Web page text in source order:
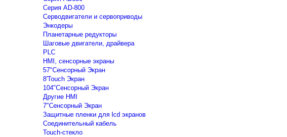
Серия AD-800
Серводвигатели и сервоприводы
Энкодеры
Планетарные редукторы
Шаговые двигатели, драйвера
PLC
HMI, сенсорные экраны
57"Сенсорный Экран
8'Touch Экран
104"Сенсорный Экран
Другие HMI
7"Сенсорный Экран
Защитные пленки для lcd экранов
Соединительный кабель
Touch-стекло